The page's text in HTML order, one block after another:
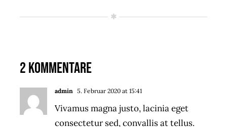
2 Kommentare
admin 5. Februar 2020 at 15:41
Vivamus magna justo, lacinia eget
consectetur sed, convallis at tellus.